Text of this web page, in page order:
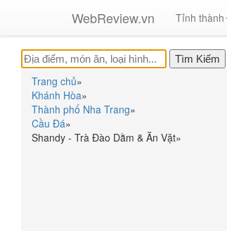
WebReview.vn Tỉnh thành
Trang chủ»
Khánh Hòa»
Thành phố Nha Trang»
Cầu Đá»
Shandy - Trà Đào Dằm & Ăn Vặt»